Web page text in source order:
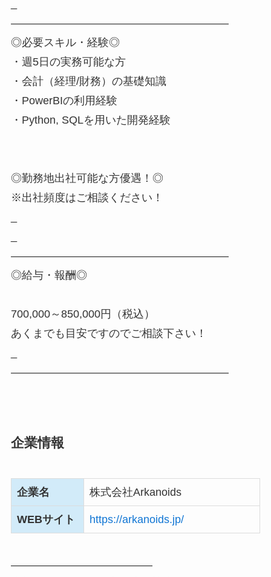
――――――――――――――――――――
◎必要スキル・経験◎
・週5日の実務可能な方
・会計（経理/財務）の基礎知識
・PowerBIの利用経験
・Python, SQLを用いた開発経験
◎勤務地出社可能な方優遇！◎
※出社頻度はご相談ください！
――――――――――――――――――――
◎給与・報酬◎
700,000～850,000円（税込）
あくまでも目安ですのでご相談下さい！
――――――――――――――――――――
企業情報
企業名 株式会社Arkanoids
WEBサイト https://arkanoids.jp/
―――――――――――――